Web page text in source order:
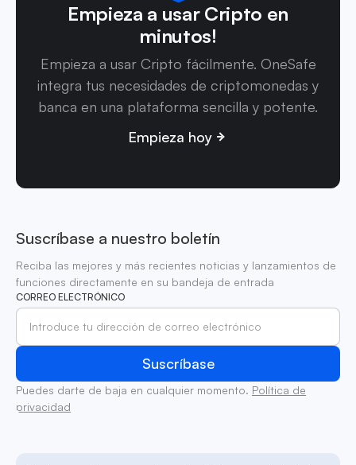
Empieza a usar Cripto en
minutos!
Empieza a usar Cripto fácilmente. OneSafe
integra tus necesidades de criptomonedas y
banca en una plataforma sencilla y potente.
Empieza hoy
Suscríbase a nuestro boletín
Reciba las mejores y más recientes noticias y lanzamientos de
funciones directamente en su bandeja de entrada
CORREO ELECTRÓNICO
Puedes darte de baja en cualquier momento. Política de
privacidad